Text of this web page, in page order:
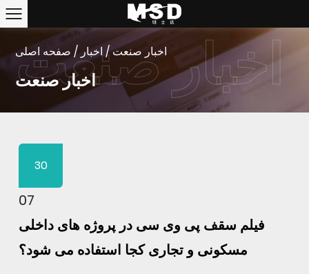
صفحه اصلی / اخبار/اخبار صنعت
اخبار صنعت
30
07
فیلم سقف پی وی سی در پروژه های داخلی
مسکونی و تجاری کجا استفاده می شود؟